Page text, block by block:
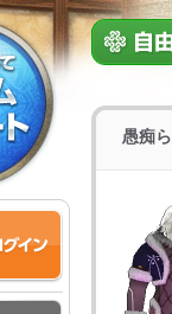
愚痴